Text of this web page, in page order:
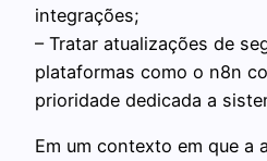
integrações;
– Tratar atualizações de
plataformas como o n8n
prioridade dedicada a
Em um contexto em que a